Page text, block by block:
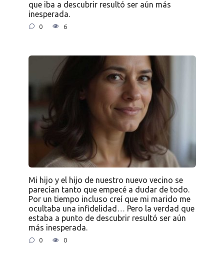
que iba a descubrir resultó ser aún más
inesperada.
0 6
Mi hijo y el hijo de nuestro nuevo vecino se
parecían tanto que empecé a dudar de todo.
Por un tiempo incluso creí que mi marido me
ocultaba una infidelidad… Pero la verdad que
estaba a punto de descubrir resultó ser aún
más inesperada.
0 0